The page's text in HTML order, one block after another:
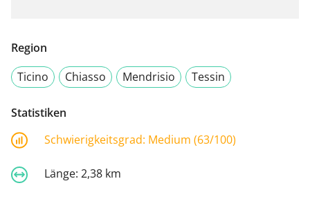
Region
Ticino
Chiasso Mendrisio Tessin
Statistiken
Schwierigkeitsgrad: Medium (63/100)
Länge: 2,38 km